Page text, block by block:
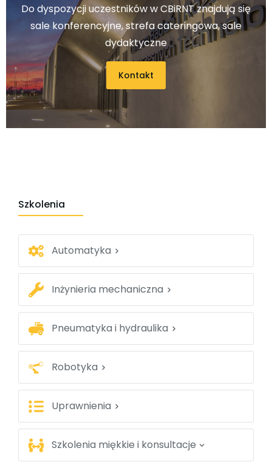
Do dyspozycji uczestników w CBiRNT znajdują się
sale konferencyjne, strefa cateringowa, sale
dydaktyczne
Kontakt
Szkolenia
Automatyka
Inżynieria mechaniczna
Pneumatyka i hydraulika
Robotyka
Uprawnienia
Szkolenia miękkie i konsultacje